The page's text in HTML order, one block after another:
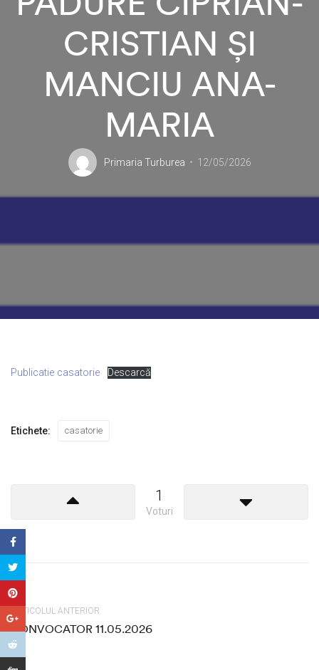
CRISTIAN ȘI
MANCIU ANA-
MARIA
Primaria Turburea 12/05/2026
Publicatie casatorie Descarcă
Etichete: casatorie
1
Voturi
ARTICOLUL ANTERIOR
CONVOCATOR 11.05.2026